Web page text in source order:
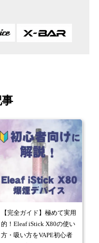
【完全ガイド】極めて実用
的！Eleaf iStick X80の使い
方・吸い方をVAPE初心者